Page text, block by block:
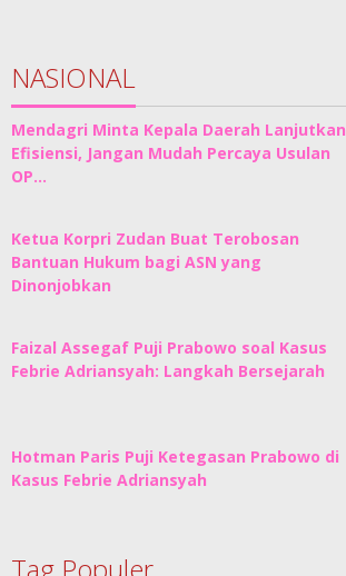
NASIONAL
Mendagri Minta Kepala Daerah Lanjutkan
Efisiensi, Jangan Mudah Percaya Usulan
OP…
Ketua Korpri Zudan Buat Terobosan
Bantuan Hukum bagi ASN yang
Dinonjobkan
Faizal Assegaf Puji Prabowo soal Kasus
Febrie Adriansyah: Langkah Bersejarah
Hotman Paris Puji Ketegasan Prabowo di
Kasus Febrie Adriansyah
Tag Populer